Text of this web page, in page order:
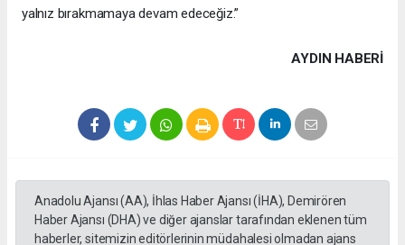
yalnız bırakmamaya devam edeceğiz.”
AYDIN HABERİ
Anadolu Ajansı (AA), İhlas Haber Ajansı (İHA), Demirören
Haber Ajansı (DHA) ve diğer ajanslar tarafından eklenen tüm
haberler, sitemizin editörlerinin müdahalesi olmadan ajans